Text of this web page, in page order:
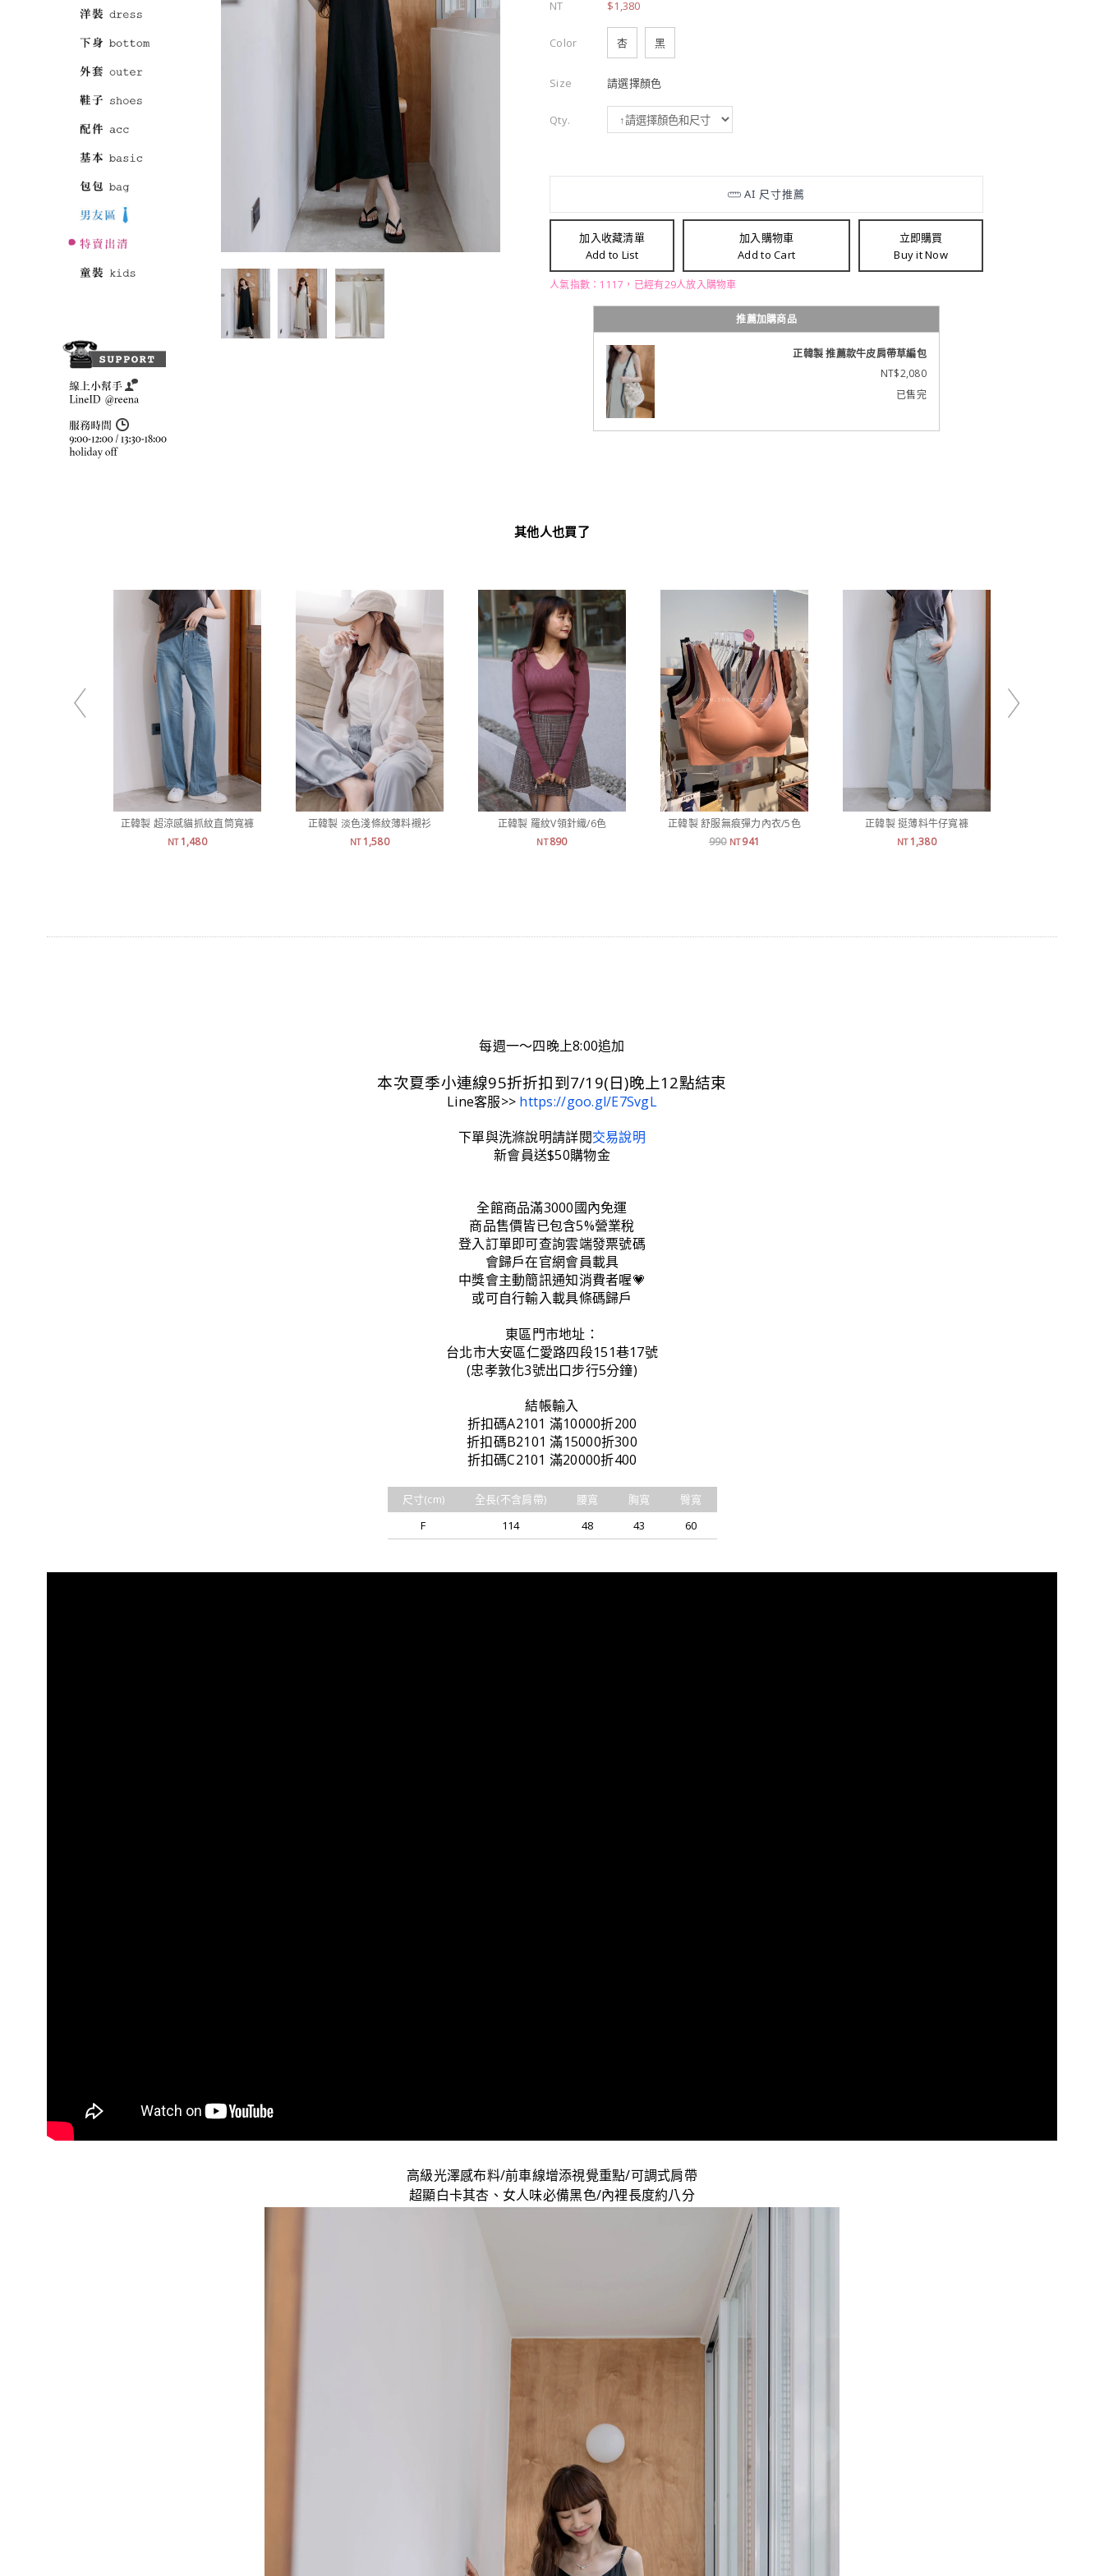
NT $1,380
Color 杏 黑
Size 請選擇顏色
Qty.
加入收藏清單
Add to List
加入購物車
Add to Cart
立即購買
Buy it Now
人氣指數：1117，已經有29人放入購物車
推薦加購商品
正韓製 推薦款牛皮肩帶草編包
NT$2,080
已售完
其他人也買了
正韓製 超涼感貓抓紋直筒寬褲
NT1,480
正韓製 淡色淺條紋薄料襯衫
NT1,580
正韓製 羅紋V領針織/6色
NT 890
正韓製 舒服無痕彈力內衣/5色
990 NT941
正韓製 挺薄料牛仔寬褲
NT1,380
每週一～四晚上8:00追加
本次夏季小連線95折折扣到7/19(日)晚上12點結束
Line客服>> https://goo.gl/E7SvgL
下單與洗滌說明請詳閱交易說明
新會員送$50購物金
全館商品滿3000國內免運
商品售價皆已包含5%營業稅
登入訂單即可查詢雲端發票號碼
會歸戶在官網會員載具
中獎會主動簡訊通知消費者喔💗
或可自行輸入載具條碼歸戶
東區門市地址：
台北市大安區仁愛路四段151巷17號
(忠孝敦化3號出口步行5分鐘)
結帳輸入
折扣碼A2101 滿10000折200
折扣碼B2101 滿15000折300
折扣碼C2101 滿20000折400
尺寸(cm) 全長(不含肩帶) 腰寬 胸寬
臀寬
F
114 48 43 60
高級光澤感布料/前車線增添視覺重點/可調式肩帶
超顯白卡其杏、女人味必備黑色/內裡長度約八分